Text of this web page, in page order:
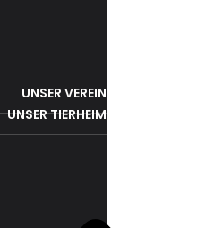
UNSER VEREIN
UNSER TIERHEIM